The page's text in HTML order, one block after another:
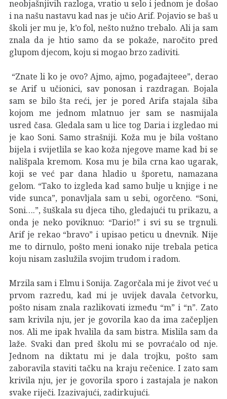
neobjašnjivih razloga, vratio u selo i jednom je došao
i na našu nastavu kad nas je učio Arif. Pojavio se baš u
školi jer mu je, k’o fol, nešto nužno trebalo. Ali ja sam
znala da je htio samo da se pokaže, naročito pred
glupom djecom, koju si mogao brzo zadiviti.
“Znate li ko je ovo? Ajmo, ajmo, pogađajteee”, derao
se Arif u učionici, sav ponosan i razdragan. Bojala
sam se bilo šta reći, jer je pored Arifa stajala šiba
kojom me jednom mlatnuo jer sam se nasmijala
usred časa. Gledala sam u lice tog Daria i izgledao mi
je kao Soni. Samo strašniji. Koža mu je bila voštano
bijela i svijetlila se kao koža njegove mame kad bi se
nališpala kremom. Kosa mu je bila crna kao ugarak,
koji se već par dana hladio u šporetu, namazana
gelom. “Tako to izgleda kad samo bulje u knjige i ne
vide sunca”, ponavljala sam u sebi, ogorčeno. “Soni,
Soni….”, šuškala su djeca tiho, gledajući tu prikazu, a
onda je neko poviknuo: “Dario!” i svi su se trgnuli.
Arif je rekao “bravo” i upisao peticu u dnevnik. Nije
me to dirnulo, pošto meni ionako nije trebala petica
koju nisam zaslužila svojim trudom i radom.
Mrzila sam i Elmu i Sonija. Zagorčala mi je život već u
prvom razredu, kad mi je uvijek davala četvorku,
pošto nisam znala razlikovati između “m” i “n”. Zato
sam krivila nju, jer je govorila kao da ima začepljen
nos. Ali me ipak hvalila da sam bistra. Mislila sam da
laže. Svaki dan pred školu mi se povraćalo od nje.
Jednom na diktatu mi je dala trojku, pošto sam
zaboravila staviti tačku na kraju rečenice. I zato sam
krivila nju, jer je govorila sporo i zastajala je nakon
svake riječi. Izazivajući, zadirkujući.